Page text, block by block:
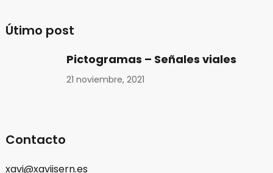
Útimo post
Pictogramas – Señales viales
21 noviembre, 2021
Contacto
xavi@xaviisern.es